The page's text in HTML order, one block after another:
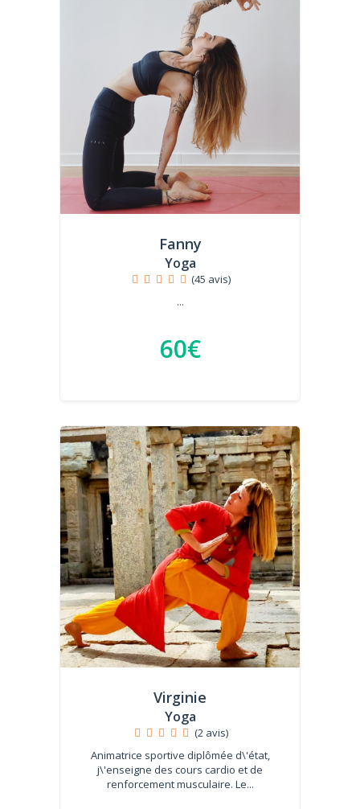
Fanny
Yoga
(45 avis)
...
60€
Virginie
Yoga
(2 avis)
Animatrice sportive diplômée d\'état,
j\'enseigne des cours cardio et de
renforcement musculaire. Le...